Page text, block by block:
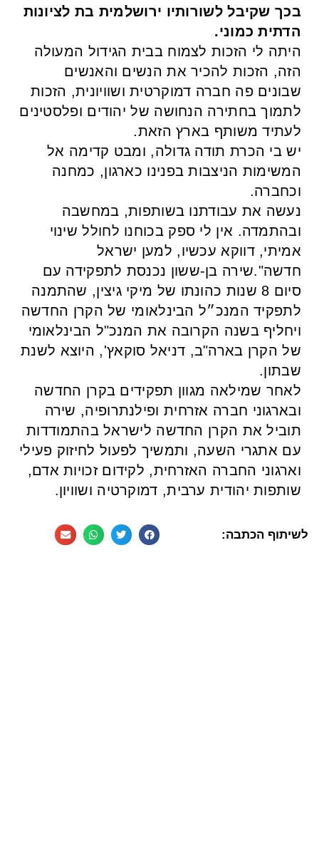
בכך שקיבל לשורותיו ירושלמית בת לציונות
הדתית כמוני.
היתה לי הזכות לצמוח בבית הגידול המעולה
הזה, הזכות להכיר את הנשים והאנשים
שבונים פה חברה דמוקרטית ושוויונית, הזכות
לתמוך בחתירה הנחושה של יהודים ופלסטינים
לעתיד משותף בארץ הזאת.
יש בי הכרת תודה גדולה, ומבט קדימה אל
המשימות הניצבות בפנינו כארגון, כמחנה
וכחברה.
נעשה את עבודתנו בשותפות, במחשבה
ובהתמדה. אין לי ספק בכוחנו לחולל שינוי
אמיתי, דווקא עכשיו, למען ישראל
חדשה".שירה בן-ששון נכנסת לתפקידה עם
סיום 8 שנות כהונתו של מיקי גיצין, שהתמנה
לתפקיד המנכ״ל הבינלאומי של הקרן החדשה
ויחליף בשנה הקרובה את המנכ"ל הבינלאומי
של הקרן בארה"ב, דניאל סוקאץ', היוצא לשנת
שבתון.
לאחר שמילאה מגוון תפקידים בקרן החדשה
ובארגוני חברה אזרחית ופילנתרופיה, שירה
תוביל את הקרן החדשה לישראל בהתמודדות
עם אתגרי השעה, ותמשיך לפעול לחיזוק פעילי
וארגוני החברה האזרחית, לקידום זכויות אדם,
שותפות יהודית ערבית, דמוקרטיה ושוויון.
לשיתוף הכתבה: